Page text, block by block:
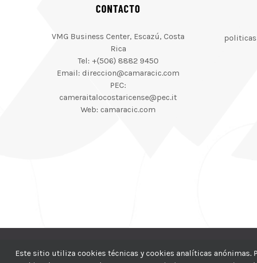
CONTACTO
VMG Business Center, Escazú, Costa
Rica
Tel: +(506) 8882 9450
Email: direccion@camaracic.com
PEC:
cameraitalocostaricense@pec.it
Web: camaracic.com
© 2012–2025 | CICIC
Este sitio utiliza cookies técnicas y cookies analíticas